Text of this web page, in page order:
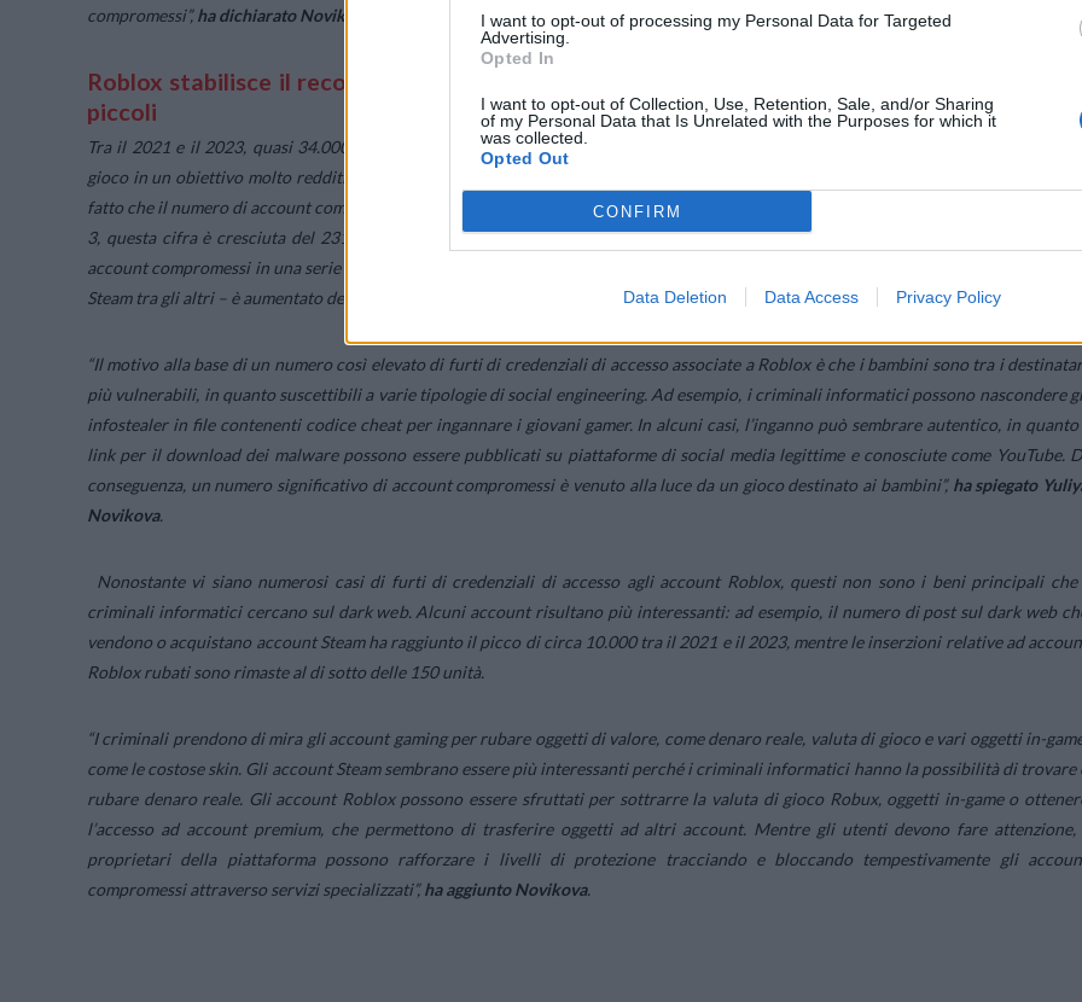
I want to opt-out of processing my Personal Data for Targeted
Advertising.
Opted In
I want to opt-out of Collection, Use, Retention, Sale, and/or Sharing
of my Personal Data that Is Unrelated with the Purposes for which it
was collected.
Opted Out
CONFIRM
Data Deletion Data Access Privacy Policy
compromessi”,ha dichiarato Novikova
Roblox stabilisce il record di credenziali compromesse e rappresenta una minaccia per i più
piccoli
Tra il 2021 e il 2023, quasi 34.000.000 di credenziali di Roblox sono state compromesse e pubblicate sul dark web, trasformando il
gioco in un obiettivo molto redditizio per i criminali informatici che utilizzano malware per il furto di informazioni. È preoccupante il
fatto che il numero di account compromessi per questo popolare gioco per bambini sia aumentato gradualmente ogni anno: negli ultimi
3, questa cifra è cresciuta del 231%, passando da circa 4.700.000 nel 2021 a 15.500.000 nel 2023. In generale, il numero medio di
account compromessi in una serie di altre 11 piattaforme o giochi noti scelti casualmente – Twitch, Electronic Arts, Sony PlayStation e
Steam tra gli altri – è aumentato del 112% dal 2021.
“Il motivo alla base di un numero così elevato di furti di credenziali di accesso associate a Roblox è che i bambini sono tra i
più vulnerabili, in quanto suscettibili a varie tipologie di social engineering. Ad esempio, i criminali informatici possono nascondere
infostealer in file contenenti codice cheat per ingannare i giovani gamer. In alcuni casi, l’inganno può sembrare autentico, in
link per il download dei malware possono essere pubblicati su piattaforme di social media legittime e conosciute come YouTube.
conseguenza, un numero significativo di account compromessi è venuto alla luce da un gioco destinato ai bambini”, ha spiegato
Novikova.
Nonostante vi siano numerosi casi di furti di credenziali di accesso agli account Roblox, questi non sono i beni principali
criminali informatici cercano sul dark web. Alcuni account risultano più interessanti: ad esempio, il numero di post sul dark web
vendono o acquistano account Steam ha raggiunto il picco di circa 10.000 tra il 2021 e il 2023, mentre le inserzioni relative ad
Roblox rubati sono rimaste al di sotto delle 150 unità.
“I criminali prendono di mira gli account gaming per rubare oggetti di valore, come denaro reale, valuta di gioco e vari oggetti in-
come le costose skin. Gli account Steam sembrano essere più interessanti perché i criminali informatici hanno la possibilità di trovare
rubare denaro reale. Gli account Roblox possono essere sfruttati per sottrarre la valuta di gioco Robux, oggetti in-game o
l’accesso ad account premium, che permettono di trasferire oggetti ad altri account. Mentre gli utenti devono fare
proprietari della piattaforma possono rafforzare i livelli di protezione tracciando e bloccando tempestivamente gli
compromessi attraverso servizi specializzati”,ha aggiunto Novikova.